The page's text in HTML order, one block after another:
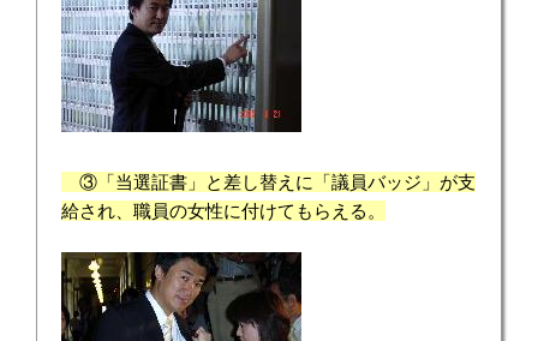
③「当選証書」と差し替えに「議員バッジ」が支
給され、職員の女性に付けてもらえる。